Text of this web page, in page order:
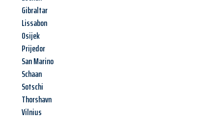
Gibraltar
Lissabon
Osijek
Prijedor
San Marino
Schaan
Sotschi
Thorshavn
Vilnius